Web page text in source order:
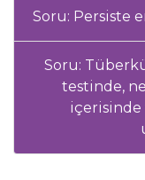
Soru: Persiste
Soru:
testinde,
içerisinde